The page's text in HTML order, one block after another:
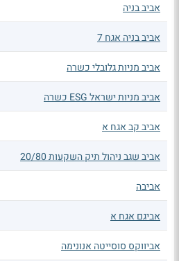
אביב בניה
אביב בניה אגח 7
אביב מניות גלובלי כשרה
אביב מניות ישראל ESG כשרה
אביב קב אגח א
אביב שגב ניהול תיק השקעות 20/80
אביבה
אביגם אגח א
אביווקס סוסייטה אנונימה